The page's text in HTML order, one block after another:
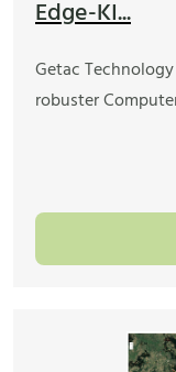
Edge-KI...
Getac
robuster